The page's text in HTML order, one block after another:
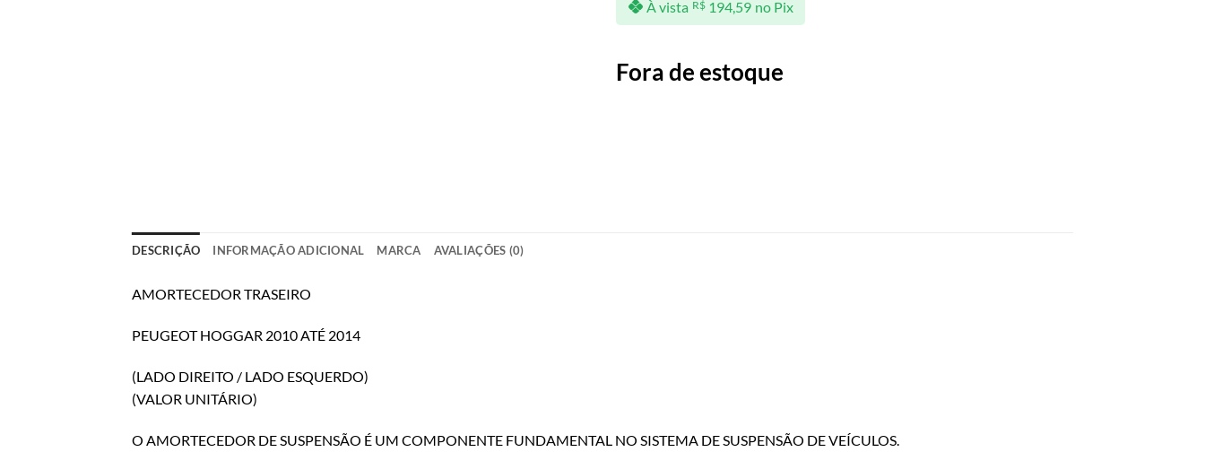
À vista R$194,59 no Pix
Fora de estoque
DESCRIÇÃO INFORMAÇÃO ADICIONAL MARCA AVALIAÇÕES (0)
AMORTECEDOR TRASEIRO
PEUGEOT HOGGAR 2010 ATÉ 2014
(LADO DIREITO / LADO ESQUERDO)
(VALOR UNITÁRIO)
O AMORTECEDOR DE SUSPENSÃO É UM COMPONENTE FUNDAMENTAL NO SISTEMA DE SUSPENSÃO DE VEÍCULOS.